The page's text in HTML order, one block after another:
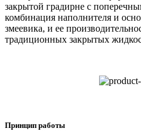
закрытой градирне с
комбинация наполнителя и
змеевика, и ее
традиционных закрытых
Принцип работы